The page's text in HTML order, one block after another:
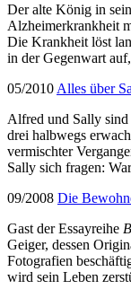
Der alte König in
Alzheimerkrankheit
Die Krankheit löst
in der Gegenwart
05/2010 Alles über
Alfred und Sally sind
drei halbwegs
vermischter
Sally sich fragen:
09/2008 Die
Gast der Essayreihe
Geiger, dessen
Fotografien
wird sein Leben